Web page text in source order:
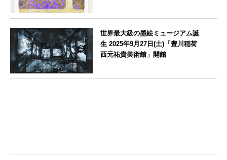
世界最大級の墨絵ミュージアム誕
生 2025年9月27日(土)「豊川稲荷
西元祐貴美術館」開館